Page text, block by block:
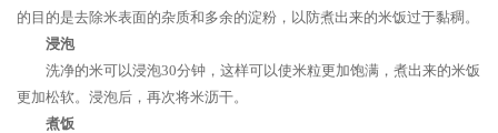
的目的是去除米表面的杂质和多余的淀粉，以防煮出来的米饭过于黏稠。
浸泡
洗净的米可以浸泡30分钟，这样可以使米粒更加饱满，煮出来的米饭
更加松软。浸泡后，再次将米沥干。
煮饭